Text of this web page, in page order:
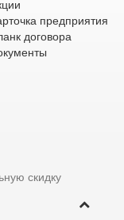
предприятия
договора
скидку